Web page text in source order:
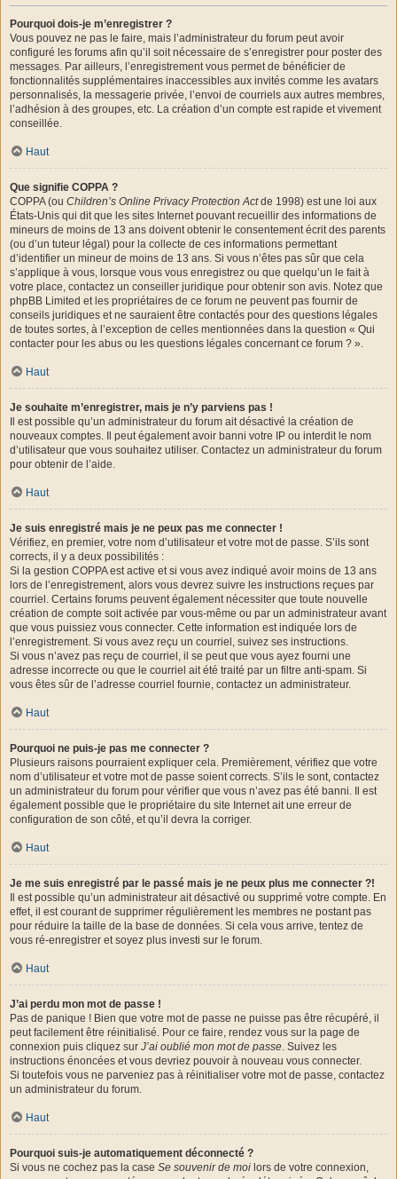
Pourquoi dois-je m’enregistrer ?
Vous pouvez ne pas le faire, mais l’administrateur du forum peut avoir
configuré les forums afin qu’il soit nécessaire de s’enregistrer pour poster des
messages. Par ailleurs, l’enregistrement vous permet de bénéficier de
fonctionnalités supplémentaires inaccessibles aux invités comme les avatars
personnalisés, la messagerie privée, l’envoi de courriels aux autres membres,
l’adhésion à des groupes, etc. La création d’un compte est rapide et vivement
conseillée.
Haut
Que signifie COPPA ?
COPPA (ou Children’s Online Privacy Protection Actde 1998) est une loi aux
États-Unis qui dit que les sites Internet pouvant recueillir des informations de
mineurs de moins de 13 ans doivent obtenir le consentement écrit des parents
(ou d’un tuteur légal) pour la collecte de ces informations permettant
d’identifier un mineur de moins de 13 ans. Si vous n’êtes pas sûr que cela
s’applique à vous, lorsque vous vous enregistrez ou que quelqu’un le fait à
votre place, contactez un conseiller juridique pour obtenir son avis. Notez que
phpBB Limited et les propriétaires de ce forum ne peuvent pas fournir de
conseils juridiques et ne sauraient être contactés pour des questions légales
de toutes sortes, à l’exception de celles mentionnées dans la question « Qui
contacter pour les abus ou les questions légales concernant ce forum ? ».
Haut
Je souhaite m’enregistrer, mais je n’y parviens pas !
Il est possible qu’un administrateur du forum ait désactivé la création de
nouveaux comptes. Il peut également avoir banni votre IP ou interdit le nom
d’utilisateur que vous souhaitez utiliser. Contactez un administrateur du forum
pour obtenir de l’aide.
Haut
Je suis enregistré mais je ne peux pas me connecter !
Vérifiez, en premier, votre nom d’utilisateur et votre mot de passe. S’ils sont
corrects, il y a deux possibilités :
Si la gestion COPPA est active et si vous avez indiqué avoir moins de 13 ans
lors de l’enregistrement, alors vous devrez suivre les instructions reçues par
courriel. Certains forums peuvent également nécessiter que toute nouvelle
création de compte soit activée par vous-même ou par un administrateur avant
que vous puissiez vous connecter. Cette information est indiquée lors de
l’enregistrement. Si vous avez reçu un courriel, suivez ses instructions.
Si vous n’avez pas reçu de courriel, il se peut que vous ayez fourni une
adresse incorrecte ou que le courriel ait été traité par un filtre anti-spam. Si
vous êtes sûr de l’adresse courriel fournie, contactez un administrateur.
Haut
Pourquoi ne puis-je pas me connecter ?
Plusieurs raisons pourraient expliquer cela. Premièrement, vérifiez que votre
nom d’utilisateur et votre mot de passe soient corrects. S’ils le sont, contactez
un administrateur du forum pour vérifier que vous n’avez pas été banni. Il est
également possible que le propriétaire du site Internet ait une erreur de
configuration de son côté, et qu’il devra la corriger.
Haut
Je me suis enregistré par le passé mais je ne peux plus me connecter ?!
Il est possible qu’un administrateur ait désactivé ou supprimé votre compte. En
effet, il est courant de supprimer régulièrement les membres ne postant pas
pour réduire la taille de la base de données. Si cela vous arrive, tentez de
vous ré-enregistrer et soyez plus investi sur le forum.
Haut
J’ai perdu mon mot de passe !
Pas de panique ! Bien que votre mot de passe ne puisse pas être récupéré, il
peut facilement être réinitialisé. Pour ce faire, rendez vous sur la page de
connexion puis cliquez sur J’ai oublié mon mot de passe. Suivez les
instructions énoncées et vous devriez pouvoir à nouveau vous connecter.
Si toutefois vous ne parveniez pas à réinitialiser votre mot de passe, contactez
un administrateur du forum.
Haut
Pourquoi suis-je automatiquement déconnecté ?
Si vous ne cochez pas la case Se souvenir de moi lors de votre connexion,